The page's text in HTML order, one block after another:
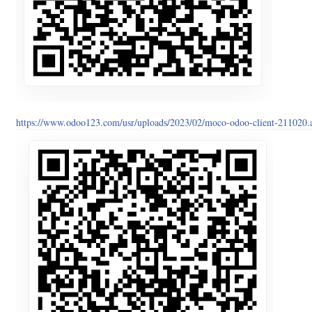
https://www.odoo123.com/usr/uploads/2023/02/moco-odoo-client-